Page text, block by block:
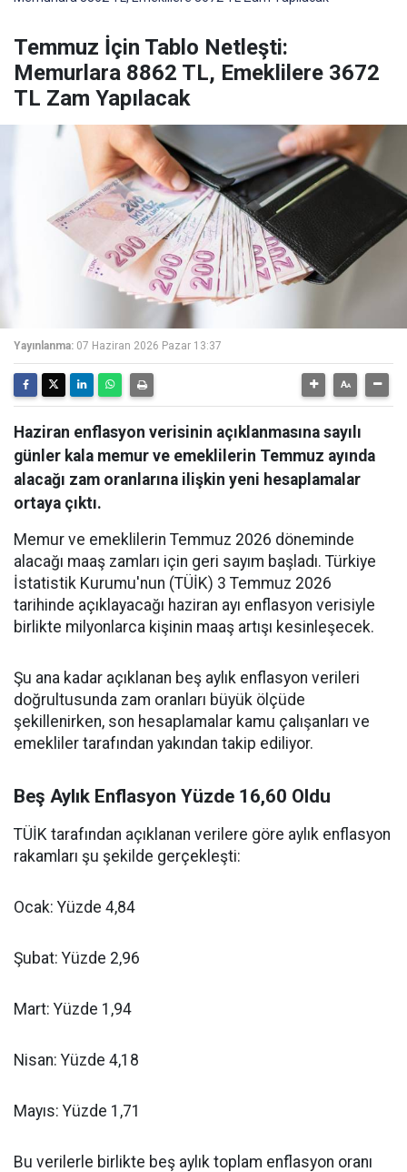
Temmuz İçin Tablo Netleşti:
Memurlara 8862 TL, Emeklilere 3672
TL Zam Yapılacak
Yayınlanma: 07 Haziran 2026 Pazar 13:37
Haziran enflasyon verisinin açıklanmasına sayılı
günler kala memur ve emeklilerin Temmuz ayında
alacağı zam oranlarına ilişkin yeni hesaplamalar
ortaya çıktı.
Memur ve emeklilerin Temmuz 2026 döneminde
alacağı maaş zamları için geri sayım başladı. Türkiye
İstatistik Kurumu'nun (TÜİK) 3 Temmuz 2026
tarihinde açıklayacağı haziran ayı enflasyon verisiyle
birlikte milyonlarca kişinin maaş artışı kesinleşecek.
Şu ana kadar açıklanan beş aylık enflasyon verileri
doğrultusunda zam oranları büyük ölçüde
şekillenirken, son hesaplamalar kamu çalışanları ve
emekliler tarafından yakından takip ediliyor.
Beş Aylık Enflasyon Yüzde 16,60 Oldu
TÜİK tarafından açıklanan verilere göre aylık enflasyon
rakamları şu şekilde gerçekleşti:
Ocak: Yüzde 4,84
Şubat: Yüzde 2,96
Mart: Yüzde 1,94
Nisan: Yüzde 4,18
Mayıs: Yüzde 1,71
Bu verilerle birlikte beş aylık toplam enflasyon oranı